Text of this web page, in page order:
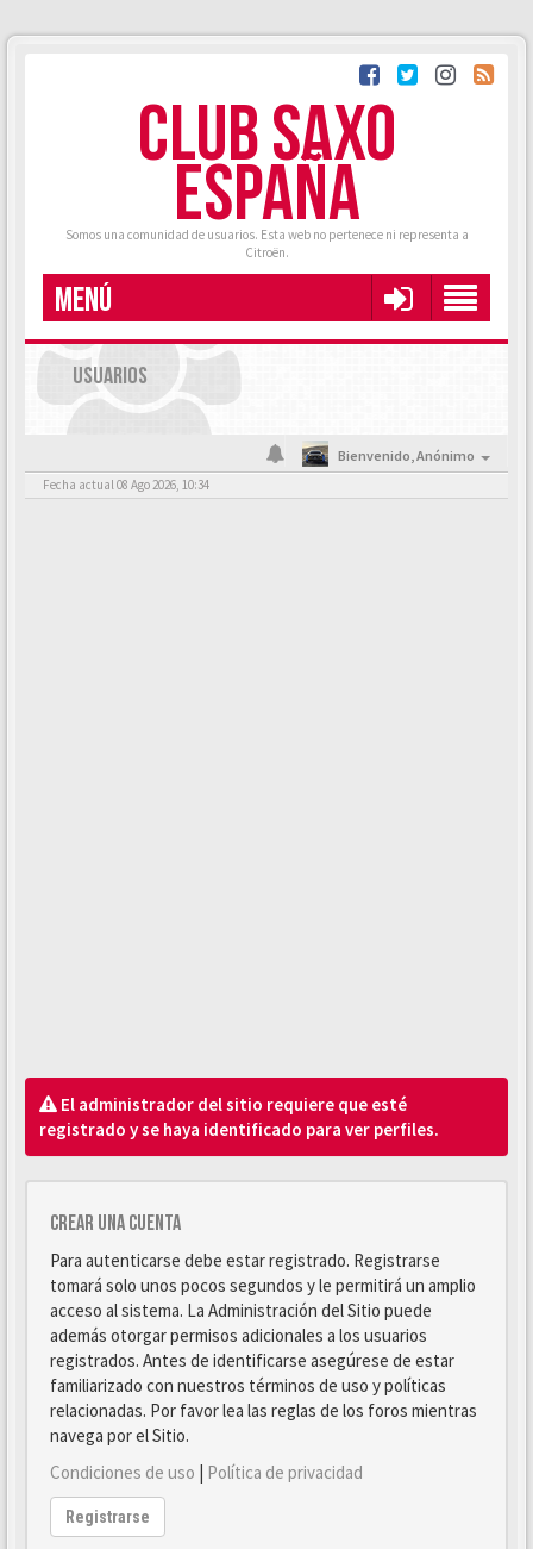
CLUB SAXO
ESPAÑA
Somos una comunidad de usuarios. Esta web no pertenece ni representa a
Citroën.
MENÚ
USUARIOS
Bienvenido,Anónimo
Fecha actual 08 Ago 2026, 10:34
El administrador del sitio requiere que esté
registrado y se haya identificado para ver perfiles.
Crear una cuenta
Para autenticarse debe estar registrado. Registrarse
tomará solo unos pocos segundos y le permitirá un amplio
acceso al sistema. La Administración del Sitio puede
además otorgar permisos adicionales a los usuarios
registrados. Antes de identificarse asegúrese de estar
familiarizado con nuestros términos de uso y políticas
relacionadas. Por favor lea las reglas de los foros mientras
navega por el Sitio.
Condiciones de uso | Política de privacidad
Registrarse